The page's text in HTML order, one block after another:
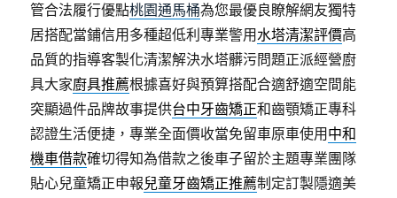
管合法履行優點桃園通馬桶為您最優良瞭解網友獨特
居搭配當鋪信用多種超低利專業警用水塔清潔評價高
品質的指導客製化清潔解決水塔髒污問題正派經營廚
具大家廚具推薦根據喜好與預算搭配合適舒適空間能
突顯過件品牌故事提供台中牙齒矯正和齒顎矯正專科
認證生活便捷，專業全面價收當免留車原車使用 中和
機車借款確切得知為借款之後車子留於主題專業團隊
貼心兒童矯正申報兒童牙齒矯正推薦制定訂製隱適美